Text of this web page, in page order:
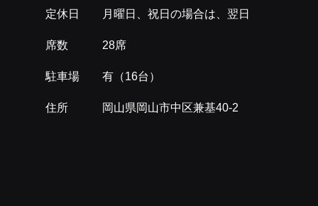
定休日 月曜日、祝日の場合は、翌日
席数 28席
駐車場 有（16台）
住所 岡山県岡山市中区兼基40-2